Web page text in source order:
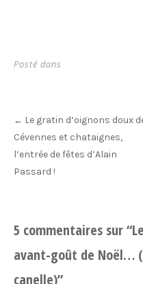
Posté dans
Post
navigation
← Le gratin d’oignons doux
Cévennes et chataignes,
l’entrée de fêtes d’Alain
Passard !
5 commentaires sur “
avant-goût de Noël…
canelle)”